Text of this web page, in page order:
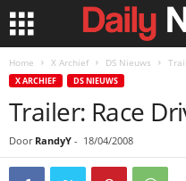
Home X Archief DS Nieuws
X ARCHIEF DS NIEUWS
Trailer: Race
Door RandyY - 18/04/2008